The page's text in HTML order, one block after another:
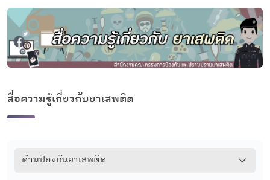
สื่อความรู้เกี่ยวกับยาเสพติด
ด้านป้องกันยาเสพติด